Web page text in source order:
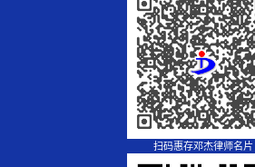
扫码惠存邓杰律师名片